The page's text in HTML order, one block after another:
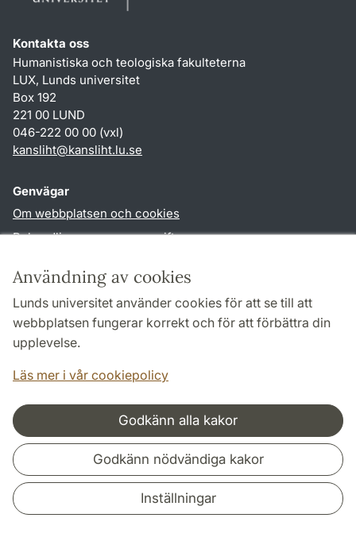
Användning av cookies
Lunds universitet använder cookies för att se till att
webbplatsen fungerar korrekt och för att förbättra din
upplevelse.
Läs mer i vår cookiepolicy
Godkänn alla kakor
Godkänn nödvändiga kakor
Inställningar
Kontakta oss
Humanistiska och teologiska fakulteterna
LUX, Lunds universitet
Box 192
221 00 LUND
046-222 00 00 (vxl)
kansliht@kansliht.lu.se
Genvägar
Om webbplatsen och cookies
Behandling av personuppgifter
TYPO3-login
Följ oss i sociala medier
Samarbeten och nätverk